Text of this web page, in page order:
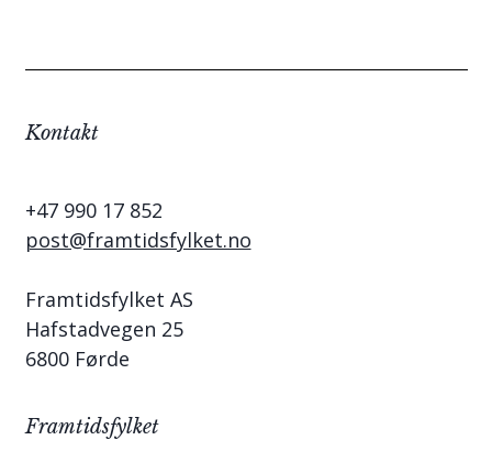
Kontakt
+47 990 17 852
post@framtidsfylket.no
Framtidsfylket AS
Hafstadvegen 25
6800 Førde
Framtidsfylket